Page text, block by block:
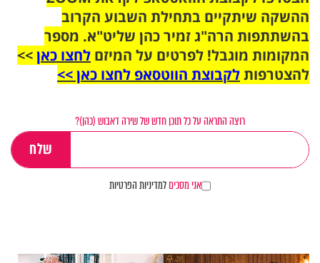
ההשקה שיתקיים בתחילת השבוע הקרוב
בהשתתפות הרה"ג זמיר כהן שליט"א. מספר
המקומות מוגבל! לפרטים על המיזם לחצו כאן>>
להצטרפותלקבוצת הווטסאפ לחצו כאן >>
רוצה התראה על כל תוכן חדש של שירה דאבוש (כהן)?
אני מסכיםלמדיניות הפרטיות